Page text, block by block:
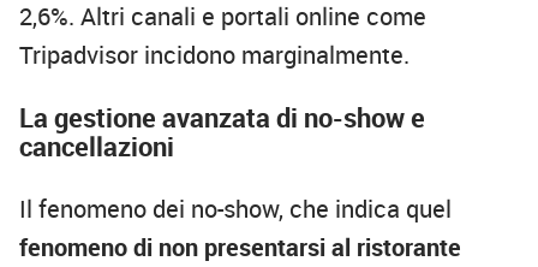
2,6%. Altri canali e portali online come
Tripadvisor incidono marginalmente.
La gestione avanzata di no-show e
cancellazioni
Il fenomeno dei no-show, che indica quel
fenomeno di non presentarsi al ristorante